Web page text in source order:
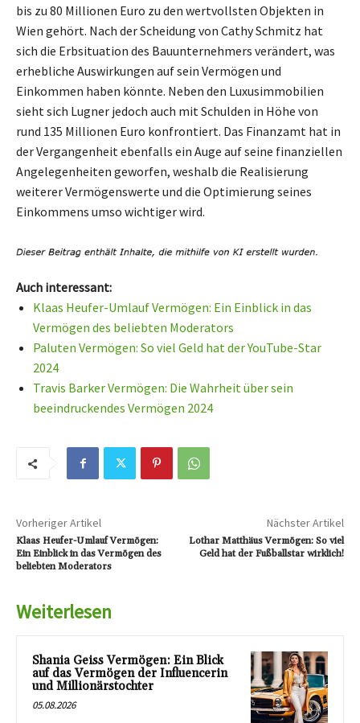
bis zu 80 Millionen Euro zu den wertvollsten Objekten in
Wien gehört. Nach der Scheidung von Cathy Schmitz hat
sich die Erbsituation des Bauunternehmers verändert, was
erhebliche Auswirkungen auf sein Vermögen und
Einkommen haben könnte. Neben den Luxusimmobilien
sieht sich Lugner jedoch auch mit Schulden in Höhe von
rund 135 Millionen Euro konfrontiert. Das Finanzamt hat in
der Vergangenheit ebenfalls ein Auge auf seine finanziellen
Angelegenheiten geworfen, weshalb die Realisierung
weiterer Vermögenswerte und die Optimierung seines
Einkommens umso wichtiger wird.
Auch interessant:
Klaas Heufer-Umlauf Vermögen: Ein Einblick in das
Vermögen des beliebten Moderators
Paluten Vermögen: So viel Geld hat der YouTube-Star
2024
Travis Barker Vermögen: Die Wahrheit über sein
beeindruckendes Vermögen 2024
Vorheriger Artikel
Klaas Heufer-Umlauf Vermögen:
Ein Einblick in das Vermögen des
beliebten Moderators
Nächster Artikel
Lothar Matthäus Vermögen: So viel
Geld hat der Fußballstar wirklich!
Weiterlesen
Shania Geiss Vermögen: Ein Blick
auf das Vermögen der Influencerin
und Millionärstochter
05.08.2026